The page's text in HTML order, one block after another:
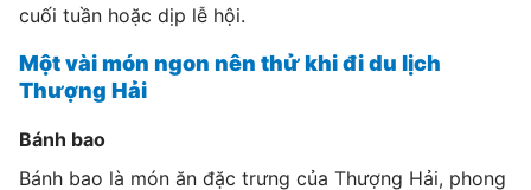
cuối tuần hoặc dịp lễ hội.
Một vài món ngon nên thử khi đi du lịch
Thượng Hải
Bánh bao
Bánh bao là món ăn đặc trưng của Thượng Hải, phong